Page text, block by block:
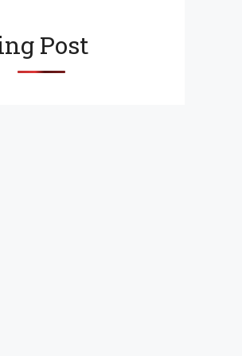
Post